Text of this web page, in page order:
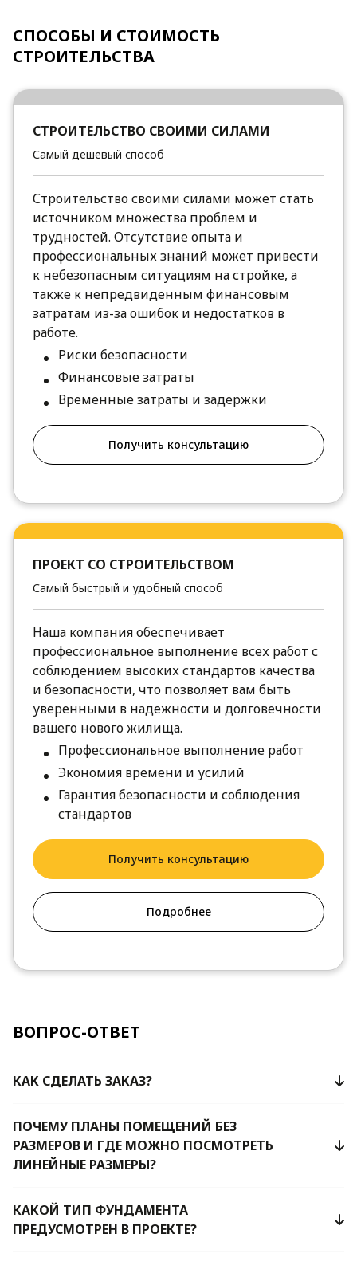
СПОСОБЫ И СТОИМОСТЬ
СТРОИТЕЛЬСТВА
СТРОИТЕЛЬСТВО СВОИМИ СИЛАМИ
Самый дешевый способ
Строительство своими силами может стать
источником множества проблем и
трудностей. Отсутствие опыта и
профессиональных знаний может привести
к небезопасным ситуациям на стройке, а
также к непредвиденным финансовым
затратам из-за ошибок и недостатков в
работе.
Риски безопасности
Финансовые затраты
Временные затраты и задержки
Получить консультацию
ПРОЕКТ СО СТРОИТЕЛЬСТВОМ
Самый быстрый и удобный способ
Наша компания обеспечивает
профессиональное выполнение всех работ с
соблюдением высоких стандартов качества
и безопасности, что позволяет вам быть
уверенными в надежности и долговечности
вашего нового жилища.
Профессиональное выполнение работ
Экономия времени и усилий
Гарантия безопасности и соблюдения
стандартов
Получить консультацию
Подробнее
ВОПРОС-ОТВЕТ
КАК СДЕЛАТЬ ЗАКАЗ?
ПОЧЕМУ ПЛАНЫ ПОМЕЩЕНИЙ БЕЗ
РАЗМЕРОВ И ГДЕ МОЖНО ПОСМОТРЕТЬ
ЛИНЕЙНЫЕ РАЗМЕРЫ?
КАКОЙ ТИП ФУНДАМЕНТА
ПРЕДУСМОТРЕН В ПРОЕКТЕ?